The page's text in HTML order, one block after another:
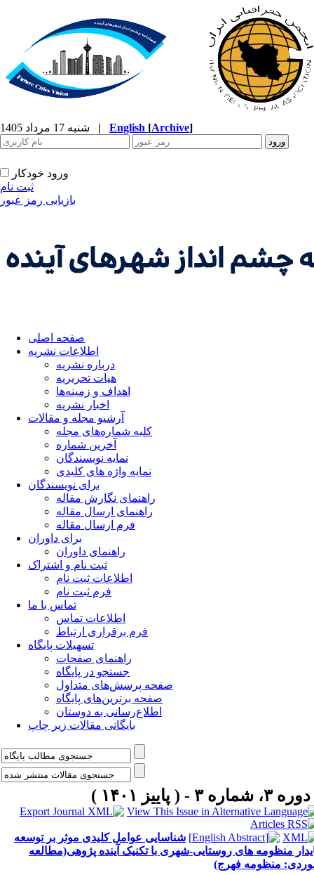
| English [Archive]
ورود خودکار
ثبت نام
بازیابی رمز عبور
صفحه اصلی
اطلاعات نشریه
درباره نشریه
هیات تحریریه
اهداف و زمینه‌ها
اخبار نشریه
آرشیو مجله و مقالات
کلیه شماره‌های مجله
آخرین شماره
نمایه نویسندگان
نمایه واژه های کلیدی
برای نویسندگان
راهنمای نگارش مقاله
راهنمای ارسال مقاله
فرم ارسال مقاله
برای داوران
راهنمای داوران
ثبت نام و اشتراک
اطلاعات ثبت نام
فرم ثبت نام
تماس با ما
اطلاعات تماس
فرم برقراری ارتباط
تسهیلات پایگاه
راهنمای صفحات
جستجو در پایگاه
صفحه پرسش‌های متداول
صفحه برترین‌های پایگاه
اطلاع‌رسانی به دوستان
بایگانی مقالات زیر چاپ
دوره ۳، شماره ۳ - ( پاییز ۱۴۰۱ )
شناسایی عوامل کلیدی موثر بر توسعه
منظومه های روستایی-شهری با تکنیک آینده پژوهی(مطالعه
منظومه فهرج)